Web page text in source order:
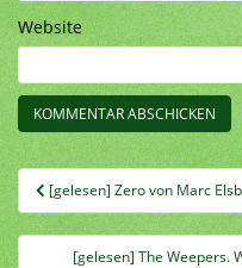
Website
[gelesen] Zero von Marc
[gelesen] The Weepers.